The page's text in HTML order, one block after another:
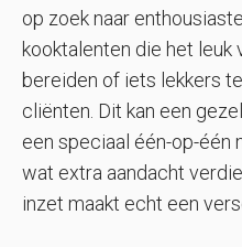
op zoek naar
kooktalenten die het leuk
bereiden of iets lekkers
cliënten. Dit kan een
een speciaal één-op-
wat extra aandacht
inzet maakt echt een